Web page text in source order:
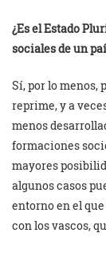
¿Es el Estado
sociales de un
Sí, por lo menos,
reprime, y a
menos
formaciones
mayores
algunos casos
entorno en el
con los vascos,